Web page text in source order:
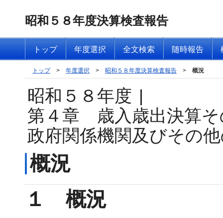
昭和５８年度決算検査報告
トップ 年度選択 全文検索 随時報告
トップ > 年度選択 > 昭和５８年度決算検査報告 > 概況
昭和５８年度 |
第４章 歳入歳出決算そ
政府関係機関及びその
概況
１ 概況